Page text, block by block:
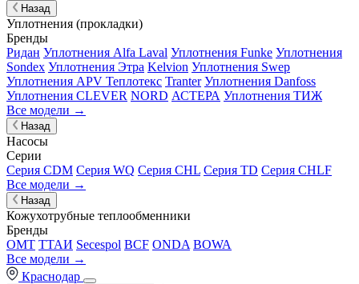
Назад
Уплотнения (прокладки)
Бренды
Ридан Уплотнения Alfa Laval Уплотнения Funke Уплотнения
Sondex Уплотнения Этра Kelvion Уплотнения Swep
Уплотнения APV Теплотекс Tranter Уплотнения Danfoss
Уплотнения CLEVER NORD АСТЕРА Уплотнения ТИЖ
Все модели →
Назад
Насосы
Серии
Серия CDM Серия WQ Серия CHL Серия TD Серия CHLF
Все модели →
Назад
Кожухотрубные теплообменники
Бренды
OMT ТТАИ Secespol BCF ONDA BOWA
Все модели →
Краснодар